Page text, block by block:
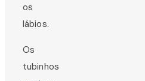
os
lábios.
Os
tubinhos